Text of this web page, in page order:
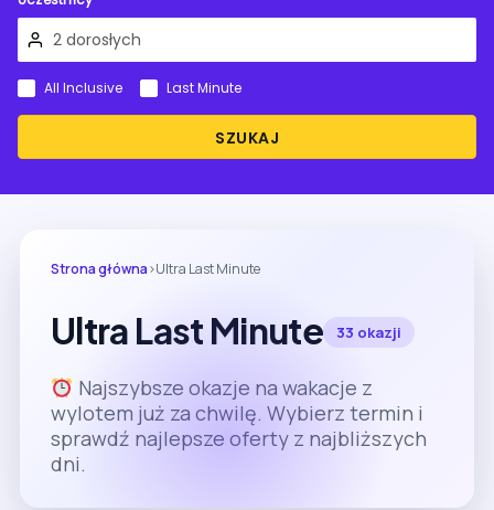
SZUKAJ
All Inclusive Last Minute
Strona główna›Ultra Last Minute
Ultra Last Minute 33 okazji
Najszybsze okazje na wakacje z
wylotem już za chwilę. Wybierz termin i
sprawdź najlepsze oferty z najbliższych
dni.